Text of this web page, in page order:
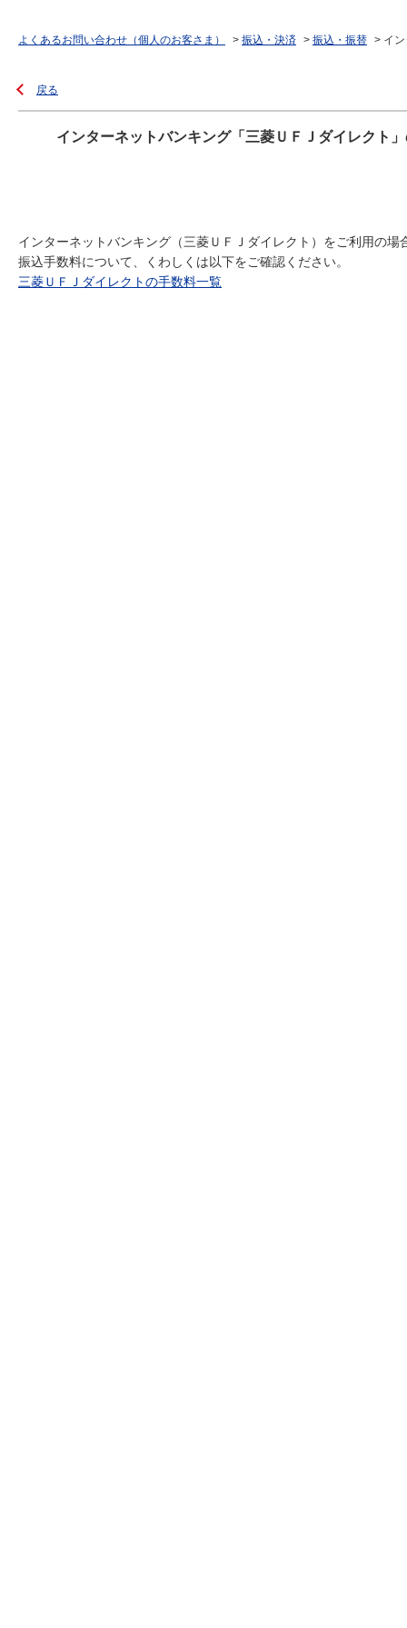
よくあるお問い合わせ（個人のお客さま） > 振込・決済 > 振込・振替 > イ
戻る
インターネットバンキング「三菱ＵＦＪダイレクト
インターネットバンキング（三菱ＵＦＪダイレクト）をご利用の
振込手数料について、くわしくは以下をご確認ください。
三菱ＵＦＪダイレクトの手数料一覧